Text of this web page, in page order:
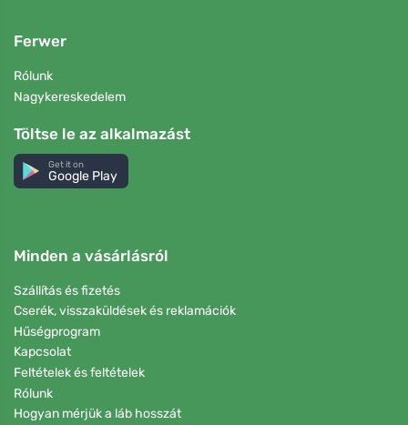
Ferwer
Rólunk
Nagykereskedelem
Töltse le az alkalmazást
Get it on
Google Play
Minden a vásárlásról
Szállítás és fizetés
Cserék, visszaküldések és reklamációk
Hűségprogram
Kapcsolat
Feltételek és feltételek
Rólunk
Hogyan mérjük a láb hosszát